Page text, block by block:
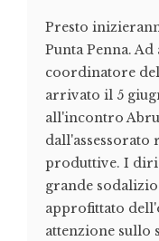
Presto
Punta Penna.
coordinatore
arrivato il 5
all'incontro
dall'assessorato
produttive. I
grande
approfittato
attenzione sullo